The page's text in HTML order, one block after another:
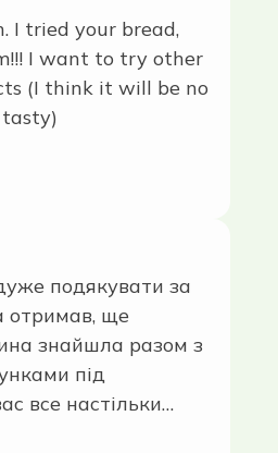
I tried your bread,
I want to try other
(I think it will be no
подякувати за
отримав, ще
знайшла разом з
під
все настільки